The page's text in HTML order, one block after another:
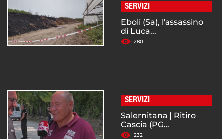
SERVIZI
Eboli (Sa), l'assassino
di Luca...
280
SERVIZI
Salernitana | Ritiro
Cascia (PG...
232